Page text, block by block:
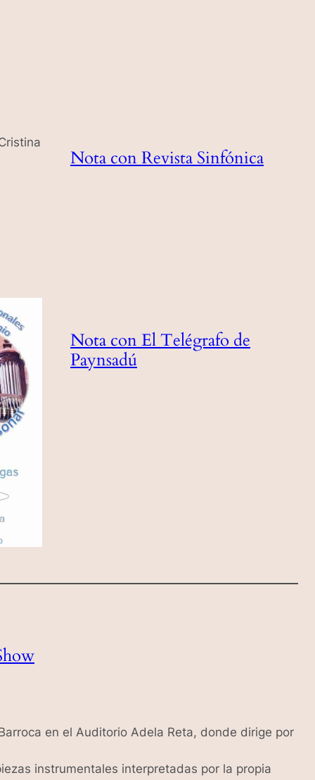
Nota con Revista Sinfónica
Nota con El Telégrafo de
Paynsadú
en el Auditorio Adela Reta, donde dirige por
instrumentales interpretadas por la propia